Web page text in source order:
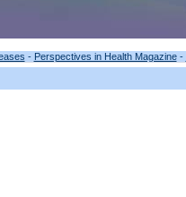
- Perspectives in Health Magazine-